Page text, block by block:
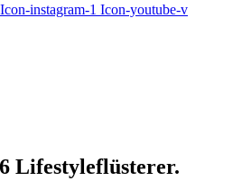
Icon-instagram-1 Icon-youtube-v
Lifestyleflüsterer.